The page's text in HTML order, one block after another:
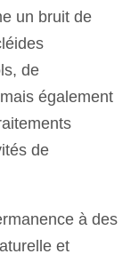
un bruit de
de
également
de
à des
et